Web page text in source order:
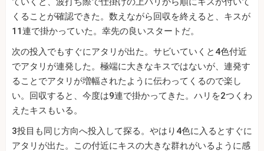
くることが確認できた。数えながら回収を終えると、キスが
11連で掛かっていた。幸先の良いスタートだ。
次の投入でもすぐにアタリが出た。サビいていくと4色付近
でアタリが連発した。極端に大きなキスではないが、連発す
ることでアタリが増幅されたように伝わってくるので楽し
い。回収すると、今度は9連で掛かってきた。ハリを2つくわ
えたキスもいる。
3投目も同じ方向へ投入して探る。やはり4色に入るとすぐに
アタリが出た。この付近にキスの大きな群れがいるように感